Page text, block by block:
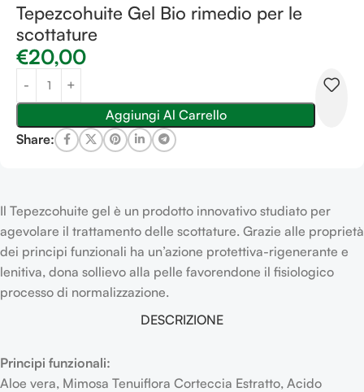
Tepezcohuite Gel Bio rimedio per le
scottature
€20,00
Aggiungi Al Carrello
Share:
Il Tepezcohuite gel è un prodotto innovativo studiato per
agevolare il trattamento delle scottature. Grazie alle proprietà
dei principi funzionali ha un’azione protettiva-rigenerante e
lenitiva, dona sollievo alla pelle favorendone il fisiologico
processo di normalizzazione.
DESCRIZIONE
Principi funzionali:
Aloe vera, Mimosa Tenuiflora Corteccia Estratto, Acido